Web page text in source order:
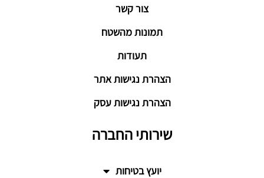
צור קשר
תמונות מהשטח
תעודות
הצהרת נגישות אתר
הצהרת נגישות עסק
שירותי החברה
יועץ בטיחות